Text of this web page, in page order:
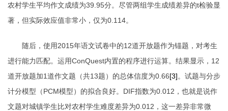
农村学生平均作文成绩为39.95分。尽管两组学生成绩差异的t检验显
著，但实际效应值非常小，仅为0.114。
随后，使用2015年语文试卷中的12道开放题作为锚题，对考生
进行能力匹配。运用ConQuest内置的程序进行运算。结果显示， 12
道开放题加1道作文题（共13题）的总体信度为0.66[3]。试题与分步
计分模型（PCM模型）的拟合良好。 DIF指数为0.012 ，也就是说作
文题对城镇学生比对农村学生难度差异为0.012 ，这一差异非常微